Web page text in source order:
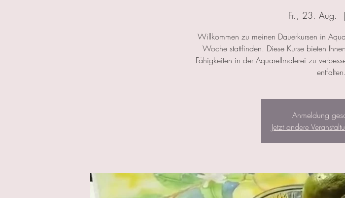
Fr., 23. Aug.
Willkommen zu meinen Dauerkursen in
Woche stattfinden. Diese Kurse bieten
Fähigkeiten in der Aquarellmalerei zu
entfalten.
Anmeldung
Jetzt andere